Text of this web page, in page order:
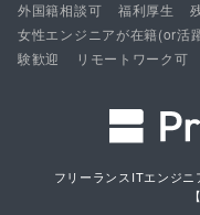
外国籍相談可
福利厚生
女性エンジニアが在籍(or活
験歓迎
リモートワーク可
フリーランスITエンジニ